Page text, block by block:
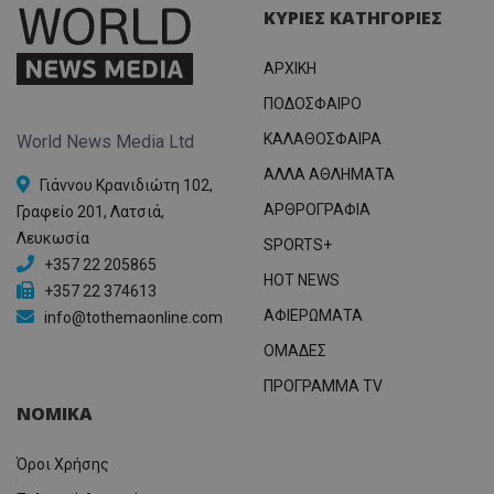
World News Media Ltd
Γιάννου Κρανιδιώτη 102,
Γραφείο 201, Λατσιά,
Λευκωσία
+357 22 205865
+357 22 374613
info@tothemaonline.com
ΚΥΡΙΕΣ ΚΑΤΗΓΟΡΙΕΣ
ΑΡΧΙΚΗ
ΠΟΔΟΣΦΑΙΡΟ
ΚΑΛΑΘΟΣΦΑΙΡΑ
ΑΛΛΑ ΑΘΛΗΜΑΤΑ
ΑΡΘΡΟΓΡΑΦΙΑ
SPORTS+
HOT NEWS
ΑΦΙΕΡΩΜΑΤΑ
ΟΜΑΔΕΣ
ΠΡΟΓΡΑΜΜΑ TV
ΝΟΜΙΚΑ
Όροι Χρήσης